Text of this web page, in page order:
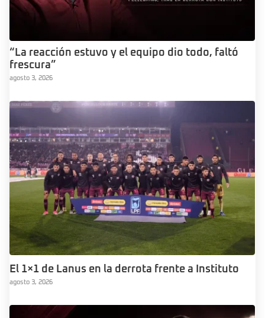
“La reacción estuvo y el equipo dio todo, faltó
frescura”
agosto 3, 2026
El 1×1 de Lanus en la derrota frente a Instituto
agosto 3, 2026